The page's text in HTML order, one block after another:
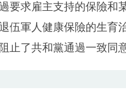
要求雇主支持的保險和
伍軍人健康保險的生育
止了共和黨通過一致同